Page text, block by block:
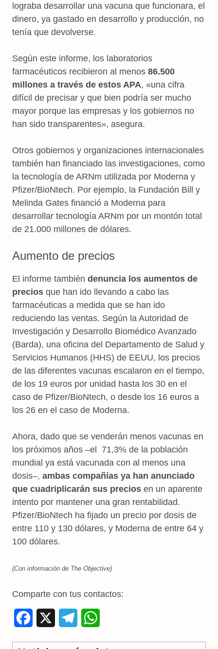
lograba desarrollar una vacuna que funcionara, el
dinero, ya gastado en desarrollo y producción, no
tenía que devolverse.
Según este informe, los laboratorios
farmacéuticos recibieron al menos 86.500
millones a través de estos APA, «una cifra
difícil de precisar y que bien podría ser mucho
mayor porque las empresas y los gobiernos no
han sido transparentes», asegura.
Otros gobiernos y organizaciones internacionales
también han financiado las investigaciones, como
la tecnología de ARNm utilizada por Moderna y
Pfizer/BioNtech. Por ejemplo, la Fundación Bill y
Melinda Gates financió a Moderna para
desarrollar tecnología ARNm por un montón total
de 21.000 millones de dólares.
Aumento de precios
El informe también denuncia los aumentos de
precios que han ido llevando a cabo las
farmacéuticas a medida que se han ido
reduciendo las ventas. Según la Autoridad de
Investigación y Desarrollo Biomédico Avanzado
(Barda), una oficina del Departamento de Salud y
Servicios Humanos (HHS) de EEUU, los precios
de las diferentes vacunas escalaron en el tiempo,
de los 19 euros por unidad hasta los 30 en el
caso de Pfizer/BioNtech, o desde los 16 euros a
los 26 en el caso de Moderna.
Ahora, dado que se venderán menos vacunas en
los próximos años –el 71,3% de la población
mundial ya está vacunada con al menos una
dosis–, ambas compañías ya han anunciado
que cuadriplicarán sus precios en un aparente
intento por mantener una gran rentabilidad.
Pfizer/BioNtech ha fijado un precio por dosis de
entre 110 y 130 dólares, y Moderna de entre 64 y
100 dólares.
(Con información de The Objective)
Comparte con tus contactos: